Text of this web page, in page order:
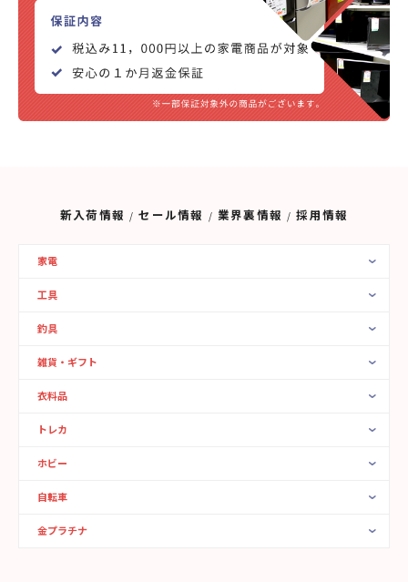
新入荷情報 セール情報 業界裏情報 採用情報
家電
工具
釣具
雑貨・ギフト
衣料品
トレカ
ホビー
自転車
金プラチナ